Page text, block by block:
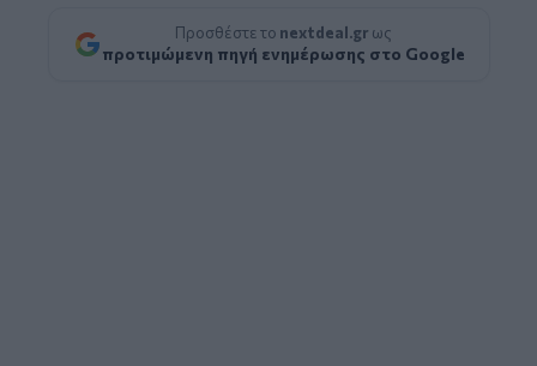
Προσθέστε το nextdeal.gr ως
προτιμώμενη πηγή ενημέρωσης στο Google